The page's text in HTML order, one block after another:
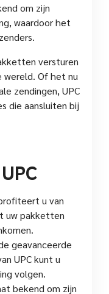
om zijn
waardoor het
versturen
wereld. Of het nu
zendingen, UPC
die aansluiten bij
u van
uw pakketten
geavanceerde
UPC kunt u
volgen.
bekend om zijn